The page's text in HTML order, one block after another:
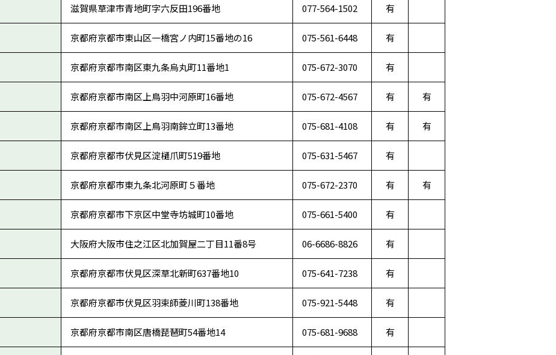
滋賀県草津市青地町字六反田196番地 077-564-1502 有
京都府京都市東山区一橋宮ノ内町15番地の16 075-561-6448 有
京都府京都市南区東九条烏丸町11番地1 075-672-3070 有
京都府京都市南区上鳥羽中河原町16番地 075-672-4567 有 有
京都府京都市南区上鳥羽南鉾立町13番地 075-681-4108 有 有
京都府京都市伏見区淀樋爪町519番地 075-631-5467 有
京都府京都市東九条北河原町５番地 075-672-2370 有 有
京都府京都市下京区中堂寺坊城町10番地 075-661-5400 有
大阪府大阪市住之江区北加賀屋二丁目11番8号 06-6686-8826 有
京都府京都市伏見区深草北新町637番地10 075-641-7238 有
京都府京都市伏見区羽束師菱川町138番地 075-921-5448 有
京都府京都市南区唐橋琵琶町54番地14 075-681-9688 有